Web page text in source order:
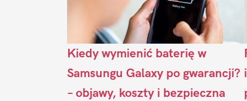
Kiedy wymienić baterię w
Samsungu Galaxy po gwarancji?
– objawy, koszty i bezpieczna